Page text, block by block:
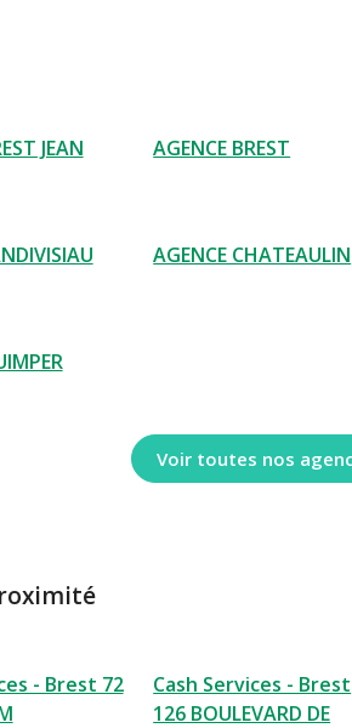
JEAN
AGENCE BREST
AGENCE CHATEAULIN
Voir toutes nos
- Brest 72
Cash Services - Brest
126 BOULEVARD DE